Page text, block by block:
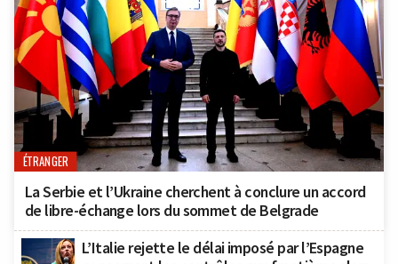
ÉTRANGER
La Serbie et l’Ukraine cherchent à conclure un accord
de libre-échange lors du sommet de Belgrade
L’Italie rejette le délai imposé par l’Espagne